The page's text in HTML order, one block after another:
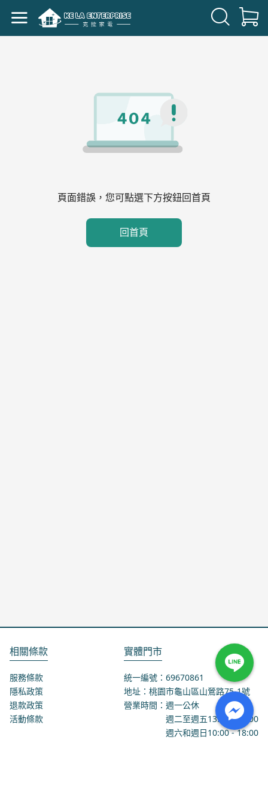
頁面錯誤，您可點選下方按鈕回首頁
回首頁
相關條款
服務條款
隱私政策
退款政策
活動條款
實體門市
統一編號：69670861
地址：桃園市龜山區山鶯路75-1號
營業時間：週一公休
週二至週五13:00 - 18:00
週六和週日10:00 - 18:00